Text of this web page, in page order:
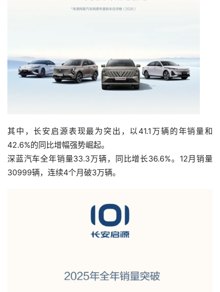
其中，长安启源表现最为突出，以41.1万辆的年销量和
42.6%的同比增幅强势崛起。
深蓝汽车全年销量33.3万辆，同比增长36.6%。12月销量
30999辆，连续4个月破3万辆。